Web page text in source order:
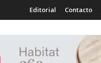
Editorial Contacto